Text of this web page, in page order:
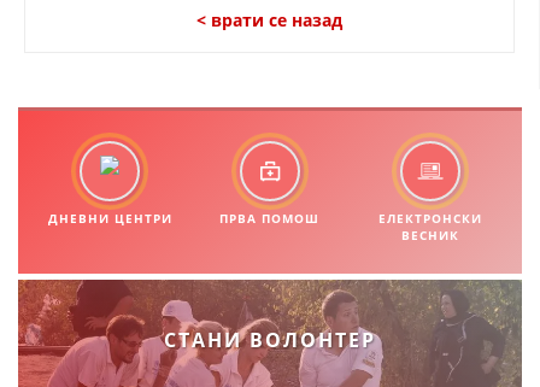
< врати се назад
ДНЕВНИ ЦЕНТРИ ПРВА ПОМОШ
ЕЛЕКТРОНСКИ
ВЕСНИК
СТАНИ ВОЛОНТЕР